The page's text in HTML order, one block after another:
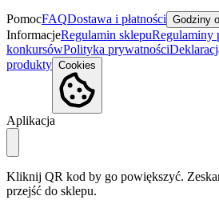
PomocFAQDostawa i płatności Godziny
InformacjeRegulamin sklepuRegulaminy
konkursówPolityka prywatności
produkty Cookies
Aplikacja
Kliknij QR kod by go powiększyć.
przejść do sklepu.